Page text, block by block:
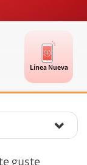
Línea Nueva